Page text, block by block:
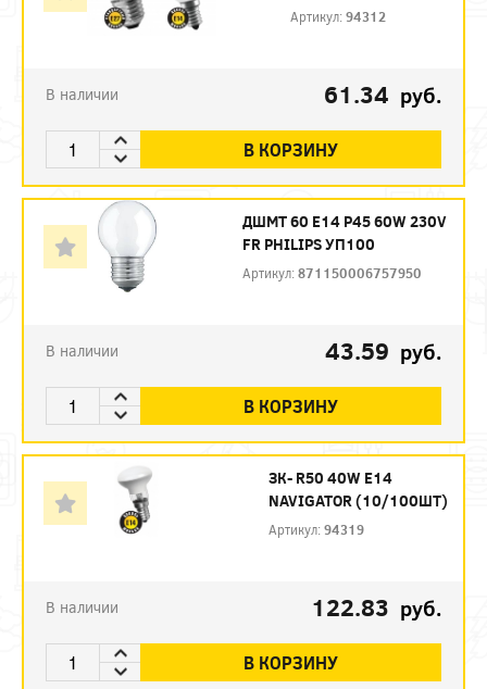
Артикул:94312
В наличии 61.34 руб.
В КОРЗИНУ
ДШМТ 60 Е14 P45 60W 230V
FR PHILIPS УП100
Артикул:871150006757950
В наличии 43.59 руб.
В КОРЗИНУ
ЗК- R50 40W E14
NAVIGATOR (10/100ШТ)
Артикул:94319
В наличии 122.83 руб.
В КОРЗИНУ